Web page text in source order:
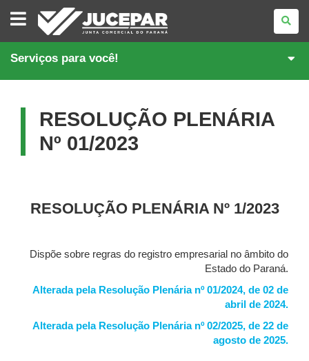
JUNTA
COMERCIAL
DO
PARANÁ
Serviços para você!
RESOLUÇÃO PLENÁRIA
Nº 01/2023
RESOLUÇÃO PLENÁRIA Nº 1/2023
Dispõe sobre regras do registro empresarial no âmbito do
Estado do Paraná.
Alterada pela Resolução Plenária nº 01/2024, de 02 de
abril de 2024.
Alterada pela Resolução Plenária nº 02/2025, de 22 de
agosto de 2025.